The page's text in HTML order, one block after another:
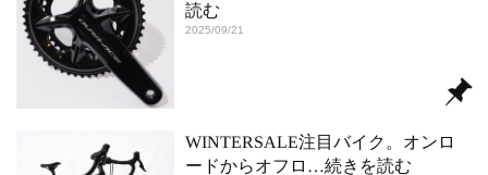
読む
2025/09/21
WINTERSALE注目バイク。オンロ
ードからオフロ …続きを読む